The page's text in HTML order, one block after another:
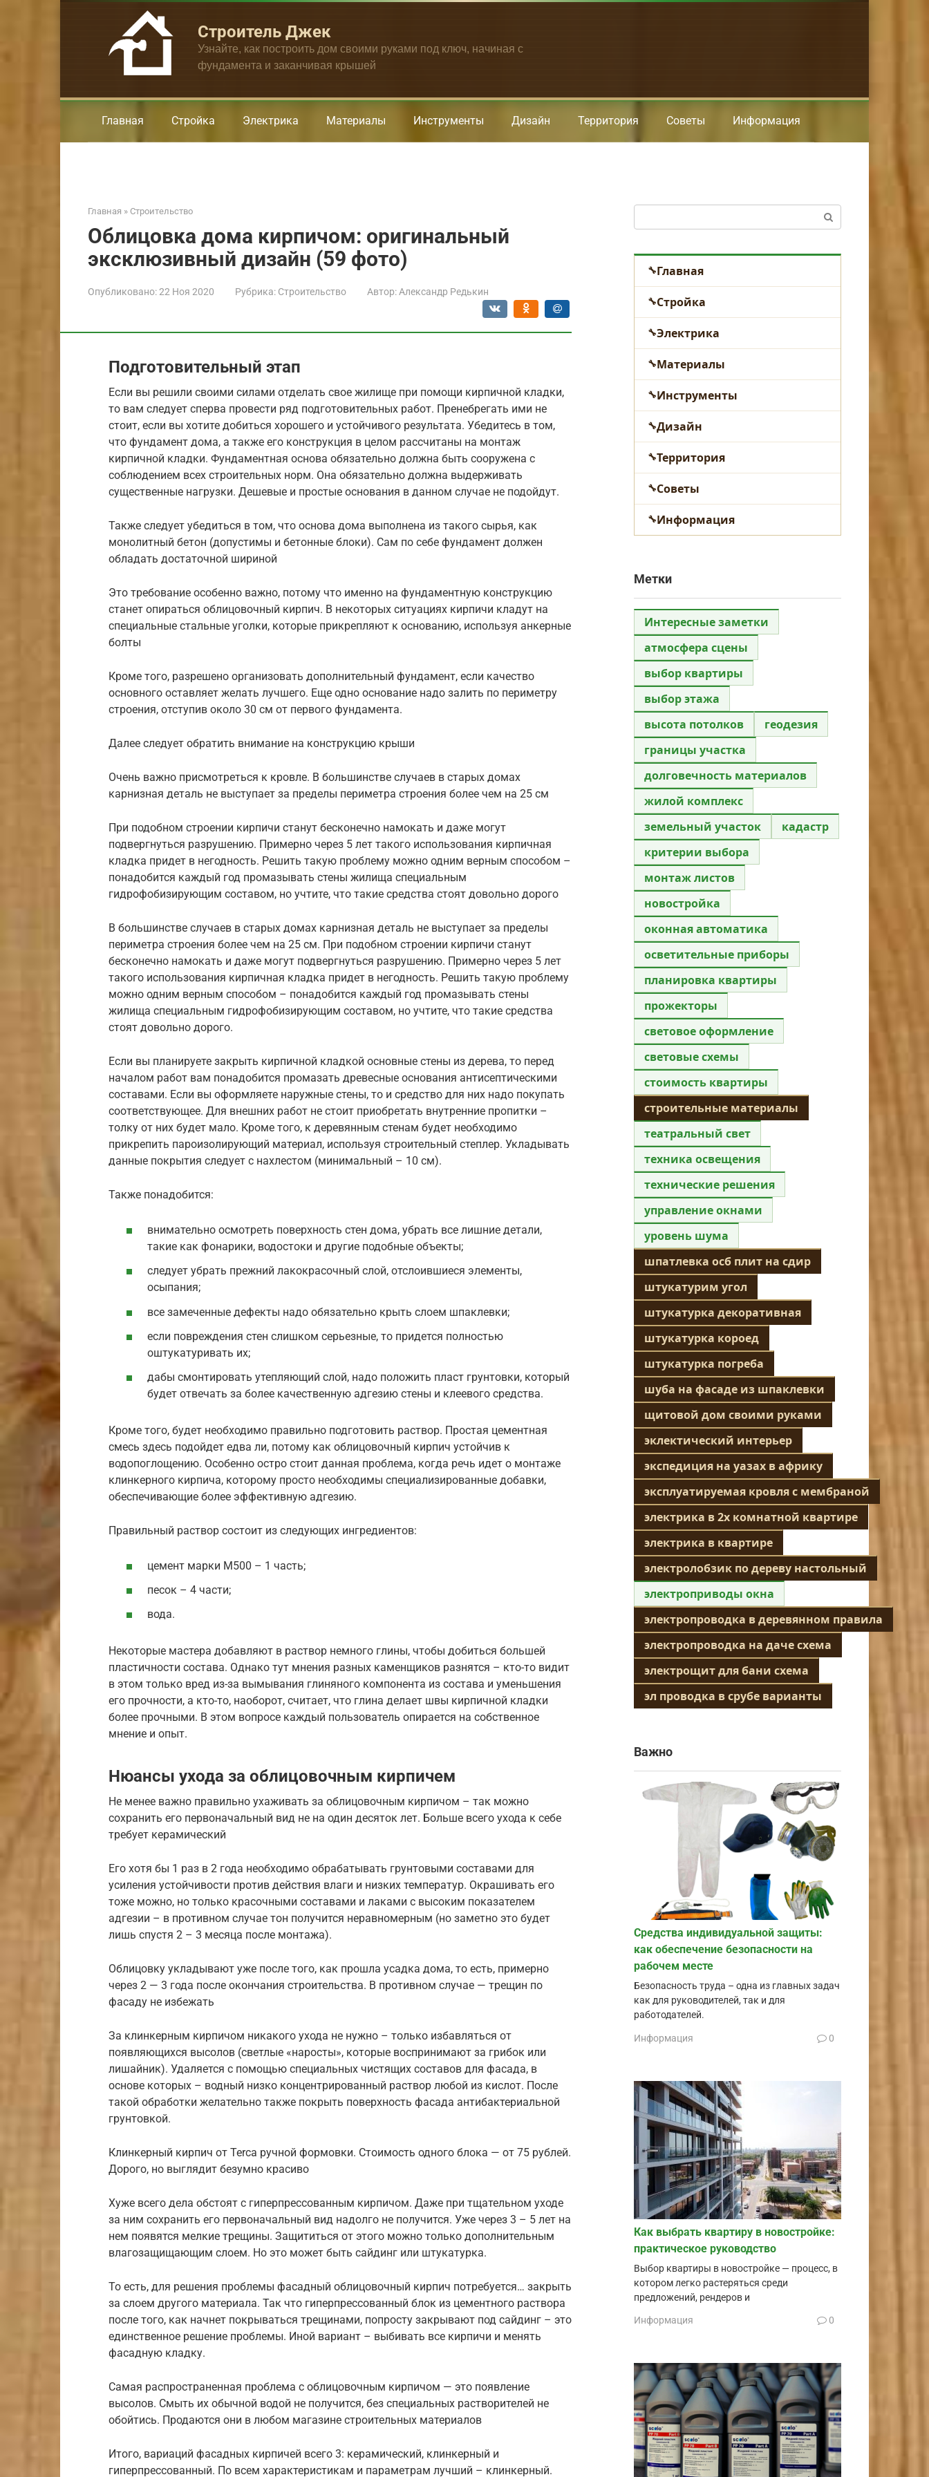
Строитель Джек
Узнайте, как построить дом своими руками под ключ, начиная с
фундамента и заканчивая крышей
Главная Стройка Электрика Материалы Инструменты Дизайн Территория Советы Информация
Главная » Строительство
Облицовка дома кирпичом: оригинальный
эксклюзивный дизайн (59 фото)
Опубликовано:22 Ноя 2020 Рубрика: Строительство Автор: Александр Редькин
Подготовительный этап
Если вы решили своими силами отделать свое жилище при помощи кирпичной кладки,
то вам следует сперва провести ряд подготовительных работ. Пренебрегать ими не
стоит, если вы хотите добиться хорошего и устойчивого результата. Убедитесь в том,
что фундамент дома, а также его конструкция в целом рассчитаны на монтаж
кирпичной кладки. Фундаментная основа обязательно должна быть сооружена с
соблюдением всех строительных норм. Она обязательно должна выдерживать
существенные нагрузки. Дешевые и простые основания в данном случае не подойдут.
Также следует убедиться в том, что основа дома выполнена из такого сырья, как
монолитный бетон (допустимы и бетонные блоки). Сам по себе фундамент должен
обладать достаточной шириной
Это требование особенно важно, потому что именно на фундаментную конструкцию
станет опираться облицовочный кирпич. В некоторых ситуациях кирпичи кладут на
специальные стальные уголки, которые прикрепляют к основанию, используя анкерные
болты
Кроме того, разрешено организовать дополнительный фундамент, если качество
основного оставляет желать лучшего. Еще одно основание надо залить по периметру
строения, отступив около 30 см от первого фундамента.
Далее следует обратить внимание на конструкцию крыши
Очень важно присмотреться к кровле. В большинстве случаев в старых домах
карнизная деталь не выступает за пределы периметра строения более чем на 25 см
При подобном строении кирпичи станут бесконечно намокать и даже могут
подвергнуться разрушению. Примерно через 5 лет такого использования кирпичная
кладка придет в негодность. Решить такую проблему можно одним верным способом –
понадобится каждый год промазывать стены жилища специальным
гидрофобизирующим составом, но учтите, что такие средства стоят довольно дорого
В большинстве случаев в старых домах карнизная деталь не выступает за пределы
периметра строения более чем на 25 см. При подобном строении кирпичи станут
бесконечно намокать и даже могут подвергнуться разрушению. Примерно через 5 лет
такого использования кирпичная кладка придет в негодность. Решить такую проблему
можно одним верным способом – понадобится каждый год промазывать стены
жилища специальным гидрофобизирующим составом, но учтите, что такие средства
стоят довольно дорого.
Если вы планируете закрыть кирпичной кладкой основные стены из дерева, то перед
началом работ вам понадобится промазать древесные основания антисептическими
составами. Если вы оформляете наружные стены, то и средство для них надо покупать
соответствующее. Для внешних работ не стоит приобретать внутренние пропитки –
толку от них будет мало. Кроме того, к деревянным стенам будет необходимо
прикрепить пароизолирующий материал, используя строительный степлер. Укладывать
данные покрытия следует с нахлестом (минимальный – 10 см).
Также понадобится:
внимательно осмотреть поверхность стен дома, убрать все лишние детали,
такие как фонарики, водостоки и другие подобные объекты;
следует убрать прежний лакокрасочный слой, отслоившиеся элементы,
осыпания;
все замеченные дефекты надо обязательно крыть слоем шпаклевки;
если повреждения стен слишком серьезные, то придется полностью
оштукатуривать их;
дабы смонтировать утепляющий слой, надо положить пласт грунтовки, который
будет отвечать за более качественную адгезию стены и клеевого средства.
Кроме того, будет необходимо правильно подготовить раствор. Простая цементная
смесь здесь подойдет едва ли, потому как облицовочный кирпич устойчив к
водопоглощению. Особенно остро стоит данная проблема, когда речь идет о монтаже
клинкерного кирпича, которому просто необходимы специализированные добавки,
обеспечивающие более эффективную адгезию.
Правильный раствор состоит из следующих ингредиентов:
цемент марки М500 – 1 часть;
песок – 4 части;
вода.
Некоторые мастера добавляют в раствор немного глины, чтобы добиться большей
пластичности состава. Однако тут мнения разных каменщиков разнятся – кто-то видит
в этом только вред из-за вымывания глиняного компонента из состава и уменьшения
его прочности, а кто-то, наоборот, считает, что глина делает швы кирпичной кладки
более прочными. В этом вопросе каждый пользователь опирается на собственное
мнение и опыт.
Нюансы ухода за облицовочным кирпичем
Не менее важно правильно ухаживать за облицовочным кирпичом – так можно
сохранить его первоначальный вид не на один десяток лет. Больше всего ухода к себе
требует керамический
Его хотя бы 1 раз в 2 года необходимо обрабатывать грунтовыми составами для
усиления устойчивости против действия влаги и низких температур. Окрашивать его
тоже можно, но только красочными составами и лаками с высоким показателем
адгезии – в противном случае тон получится неравномерным (но заметно это будет
лишь спустя 2 – 3 месяца после монтажа).
Облицовку укладывают уже после того, как прошла усадка дома, то есть, примерно
через 2 — 3 года после окончания строительства. В противном случае — трещин по
фасаду не избежать
За клинкерным кирпичом никакого ухода не нужно – только избавляться от
появляющихся высолов (светлые «наросты», которые воспринимают за грибок или
лишайник). Удаляется с помощью специальных чистящих составов для фасада, в
основе которых – водный низко концентрированный раствор любой из кислот. После
такой обработки желательно также покрыть поверхность фасада антибактериальной
грунтовкой.
Клинкерный кирпич от Terca ручной формовки. Стоимость одного блока — от 75 рублей.
Дорого, но выглядит безумно красиво
Хуже всего дела обстоят с гиперпрессованным кирпичом. Даже при тщательном уходе
за ним сохранить его первоначальный вид надолго не получится. Уже через 3 – 5 лет на
нем появятся мелкие трещины. Защититься от этого можно только дополнительным
влагозащищающим слоем. Но это может быть сайдинг или штукатурка.
То есть, для решения проблемы фасадный облицовочный кирпич потребуется… закрыть
за слоем другого материала. Так что гиперпрессованный блок из цементного раствора
после того, как начнет покрываться трещинами, попросту закрывают под сайдинг – это
единственное решение проблемы. Иной вариант – выбивать все кирпичи и менять
фасадную кладку.
Самая распространенная проблема с облицовочным кирпичом — это появление
высолов. Смыть их обычной водой не получится, без специальных растворителей не
обойтись. Продаются они в любом магазине строительных материалов
Итого, вариаций фасадных кирпичей всего 3: керамический, клинкерный и
гиперпрессованный. По всем характеристикам и параметрам лучший – клинкерный.
Главная
Стройка
Электрика
Материалы
Инструменты
Дизайн
Территория
Советы
Информация
Метки
Интересные заметки
атмосфера сцены
выбор квартиры
выбор этажа
высота потолков
геодезия
границы участка
долговечность материалов
жилой комплекс
земельный участок
кадастр
критерии выбора
монтаж листов
новостройка
оконная автоматика
осветительные приборы
планировка квартиры
прожекторы
световое оформление
световые схемы
стоимость квартиры
строительные материалы
театральный свет
техника освещения
технические решения
управление окнами
уровень шума
шпатлевка осб плит на сдир
штукатурим угол
штукатурка декоративная
штукатурка короед
штукатурка погреба
шуба на фасаде из шпаклевки
щитовой дом своими руками
эклектический интерьер
экспедиция на уазах в африку
эксплуатируемая кровля с мембраной
электрика в 2х комнатной квартире
электрика в квартире
электролобзик по дереву настольный
электроприводы окна
электропроводка в деревянном правила
электропроводка на даче схема
электрощит для бани схема
эл проводка в срубе варианты
Важно
Средства индивидуальной защиты:
как обеспечение безопасности на
рабочем месте
Безопасность труда – одна из главных задач
как для руководителей, так и для
работодателей.
Информация 0
Как выбрать квартиру в новостройке:
практическое руководство
Выбор квартиры в новостройке — процесс, в
котором легко растеряться среди
предложений, рендеров и
Информация 0